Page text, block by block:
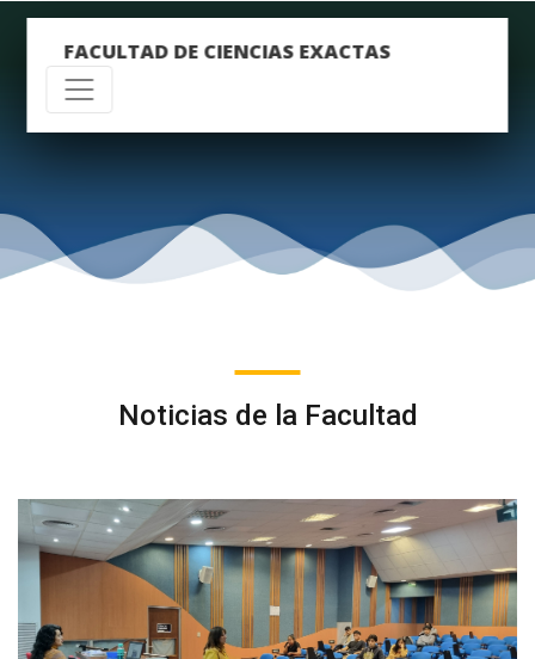
FACULTAD DE CIENCIAS EXACTAS
Noticias de la Facultad